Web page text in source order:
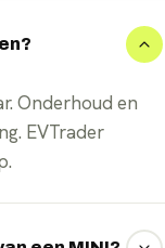
Onderhoud en
EVTrader